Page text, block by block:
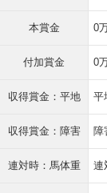
本賞金 0
付加賞金 0
収得賞金：平地 平
収得賞金：障害 障
連対時：馬体重 連